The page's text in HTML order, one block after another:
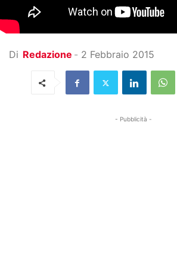
Di Redazione - 2 Febbraio 2015
- Pubblicità -